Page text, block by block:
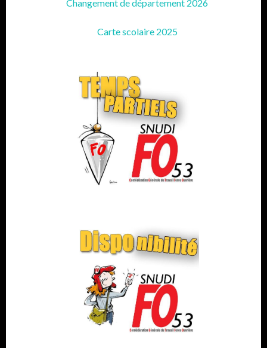
Changement de département 2026
Carte scolaire 2025